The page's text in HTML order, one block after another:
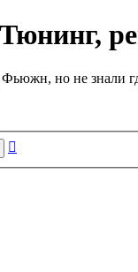
но не знали